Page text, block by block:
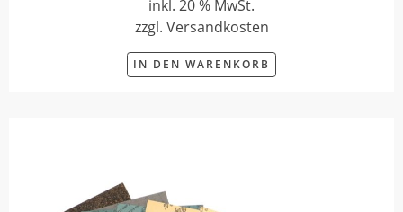
inkl. 20 % MwSt.
zzgl. Versandkosten
IN DEN WARENKORB